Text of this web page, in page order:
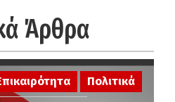
Άρθρα
Πολιτικά